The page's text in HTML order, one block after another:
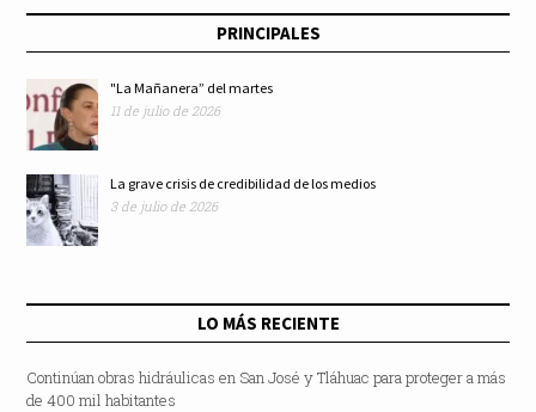
PRINCIPALES
"La Mañanera” del martes
11 de julio de 2026
La grave crisis de credibilidad de los medios
3 de julio de 2026
LO MÁS RECIENTE
Continúan obras hidráulicas en San José y Tláhuac para proteger a más
de 400 mil habitantes